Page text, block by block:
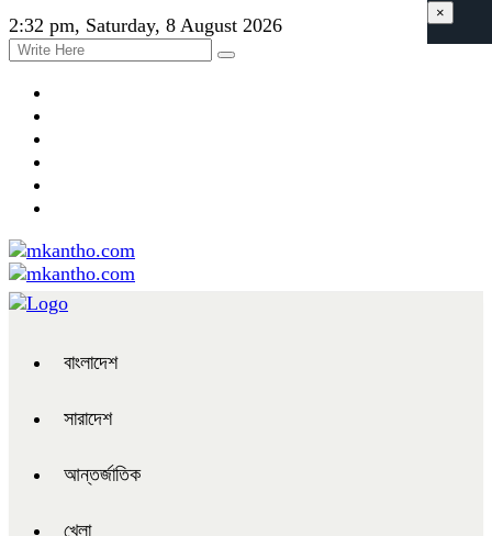
2:32 pm, Saturday, 8 August 2026
বাংলাদেশ
সারাদেশ
আন্তর্জাতিক
খেলা
×